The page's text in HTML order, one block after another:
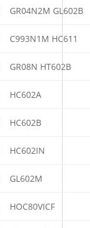
GR04N2M GL602B
C993N1M HC611
GR08N HT602B
HC602A
HC602B
HC602IN
GL602M
HOC80VICF